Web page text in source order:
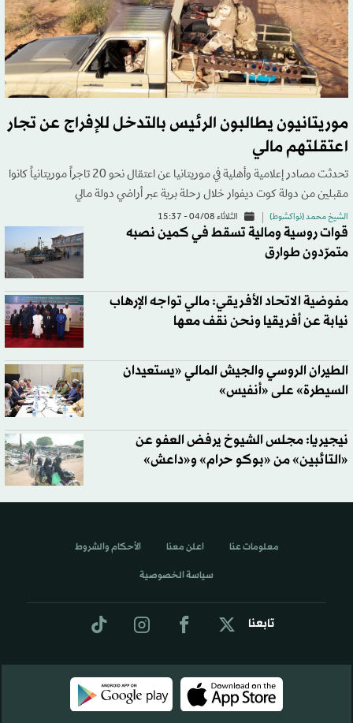
موريتانيون يطالبون الرئيس بالتدخل للإفراج عن تجار
اعتقلتهم مالي
تحدثت مصادر إعلامية وأهلية في موريتانيا عن اعتقال نحو 20 تاجراً موريتانياً كانوا
مقبلين من دولة كوت ديفوار خلال رحلة برية عبر أراضي دولة مالي
الشيخ محمد (نواكشوط) الثلاثاء 04/08 - 15:37
قوات روسية ومالية تسقط في كمين نصبه
متمرّدون طوارق
مفوضية الاتحاد الأفريقي: مالي تواجه الإرهاب
نيابة عن أفريقيا ونحن نقف معها
الطيران الروسي والجيش المالي «يستعيدان
السيطرة» على «أنفيس»
نيجيريا: مجلس الشيوخ يرفض العفو عن
«التائبين» من «بوكو حرام» و«داعش»
تابعنا
معلومات عنا اعلن معنا الأحكام والشروط
سياسة الخصوصية